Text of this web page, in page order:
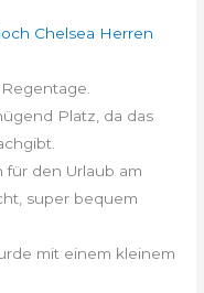
Chelsea Herren
Platz, da das
für den Urlaub am
super bequem
mit einem kleinem